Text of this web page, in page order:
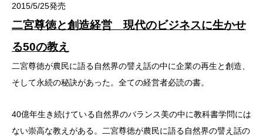
2015/5/25発売
二宮尊徳と創造経営 現代のビジネスに生かせ
る50の教え
二宮尊徳が農民に語る自然界の譬え話の中に企業の再生と創造、
そして永続の秘訣があった。全ての経営者必読の書。
40億年生き続けている自然界のバランス美の中に教科書学問には
ない崇高な教えがある。二宮尊徳が農民に語る自然界の譬え話の